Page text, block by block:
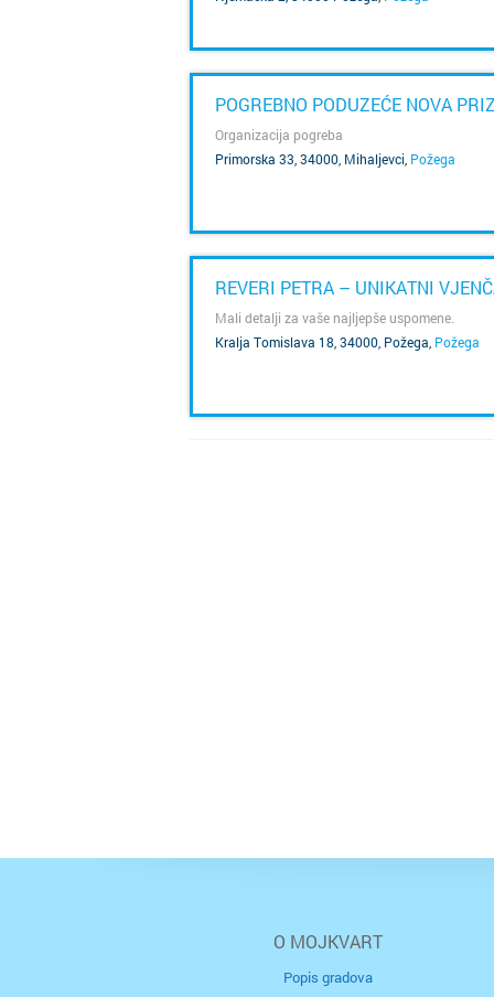
POGREBNO PODUZEĆE NOVA
Organizacija pogreba
Primorska 33, 34000, Mihaljevci Požega
REVERI PETRA – UNIKATNI
Mali detalji za vaše najljepše uspomene.
Kralja Tomislava 18, 34000, Požega Požega
O MOJKVART
Popis gradova